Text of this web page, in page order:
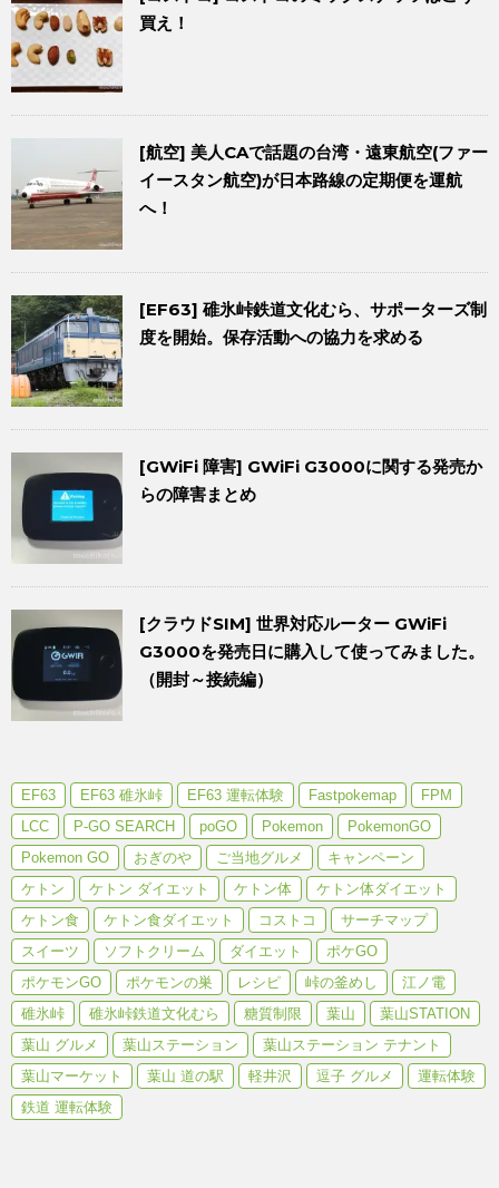
買え！
[航空] 美人CAで話題の台湾・遠東航空(ファー
イースタン航空)が日本路線の定期便を運航
へ！
[EF63] 碓氷峠鉄道文化むら、サポーターズ制
度を開始。保存活動への協力を求める
[GWiFi 障害] GWiFi G3000に関する発売か
らの障害まとめ
[クラウドSIM] 世界対応ルーター GWiFi
G3000を発売日に購入して使ってみました。
（開封～接続編）
EF63 EF63 碓氷峠 EF63 運転体験 Fastpokemap
FPM
LCC
P-GO SEARCH poGO Pokemon
PokemonGO
Pokemon GO
おぎのや ご当地グルメ
キャンペーン
ケトン
ケトン ダイエット ケトン体
ケトン体ダイエット
ケトン食
ケトン食ダイエット コストコ
サーチマップ
スイーツ
ソフトクリーム ダイエット
ポケGO
ポケモンGO
ポケモンの巣 レシピ 峠の釜めし
江ノ電
碓氷峠
碓氷峠鉄道文化むら 糖質制限 葉山
葉山STATION
葉山 グルメ
葉山ステーション
葉山ステーション テナント
葉山マーケット
葉山 道の駅 軽井沢 逗子 グルメ
運転体験
鉄道 運転体験